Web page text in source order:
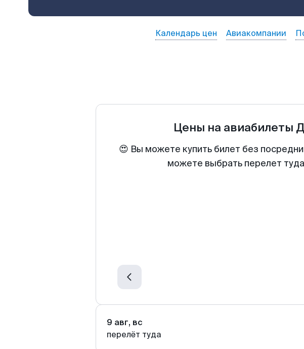
Календарь цен Авиакомпании
Цены на авиабилеты
😍 Вы можете купить билет без
можете выбрать перелет
9 авг, вс
перелёт туда